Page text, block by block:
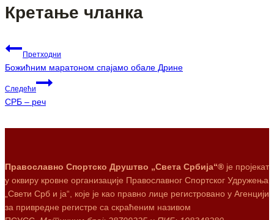
Кретање чланка
Претходни
Божићним маратоном спајамо обале Дрине
Следећи
СРБ – реч
Православно Спортско Друштво „Света Србија“® је пројекат
у оквиру кровне организације Православног Спортског Удружења
„Свети Срб и ја“, које је као правно лице регистровано у Агенцији
за привредне регистре са скраћеним називом